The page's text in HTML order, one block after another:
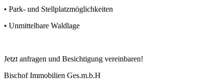
• Park- und Stellplatzmöglichkeiten
• Unmittelbare Waldlage
Jetzt anfragen und Besichtigung vereinbaren!
Bischof Immobilien Ges.m.b.H